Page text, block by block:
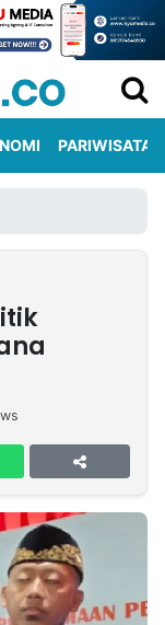
PARIWISATA